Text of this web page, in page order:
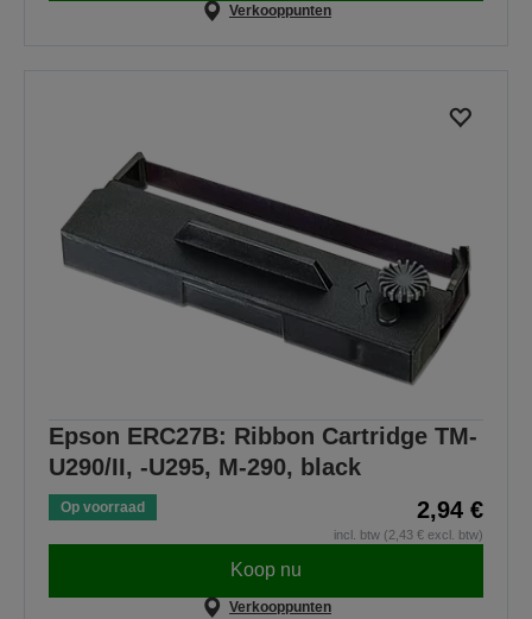
Verkooppunten
Epson ERC27B: Ribbon Cartridge TM-
U290/II, -U295, M-290, black
Op voorraad 2,94 €
incl. btw (2,43 € excl. btw)
Koop nu
Verkooppunten